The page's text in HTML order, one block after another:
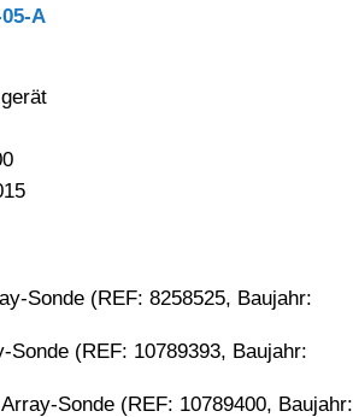
A
Sonde (REF: 8258525, Baujahr:
Sonde (REF: 10789393, Baujahr:
Sonde (REF: 10789400, Baujahr: